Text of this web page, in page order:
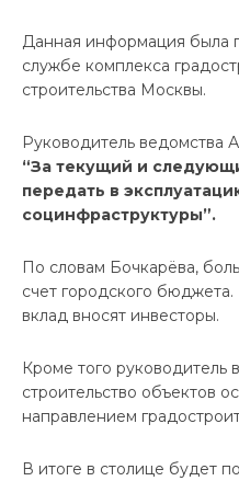
Данная информация была
службе комплекса
строительства Москвы.
Руководитель ведомства
“За текущий и
передать в
социнфраструктуры”.
По словам Бочкарёва,
счет городского
вклад вносят инвесторы.
Кроме того руководитель
строительство объектов
направлением
В итоге в столице будет